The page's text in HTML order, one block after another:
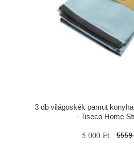
3 db világoskék pamut
- Tiseco Home
5 000 Ft 5559